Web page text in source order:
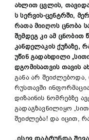
ახლით ცვლის,
ს სერვის-ცენტრში,
რათა მიიღოს ცნობა
შემდეგ კი ამ ცნობით
კანდელაკის ქუჩაზე,
უწინ გადახდილი
დგომისათვის თავის
განა არ შეიძლებოდა,
რუსთავში
დიზაინის ნომრებზე
გადაგზავნილიყო
შეიძლება! და იცით,